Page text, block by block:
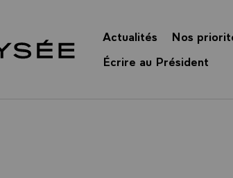
Actualités Nos
Écrire au Président